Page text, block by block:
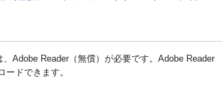
Adobe Reader（無償）が必要です。Adobe Reader
ードできます。